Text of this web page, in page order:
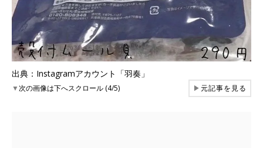
出典：Instagramアカウント「羽奏」
▼次の画像は下へスクロール (4/5) ▶元記事を見る